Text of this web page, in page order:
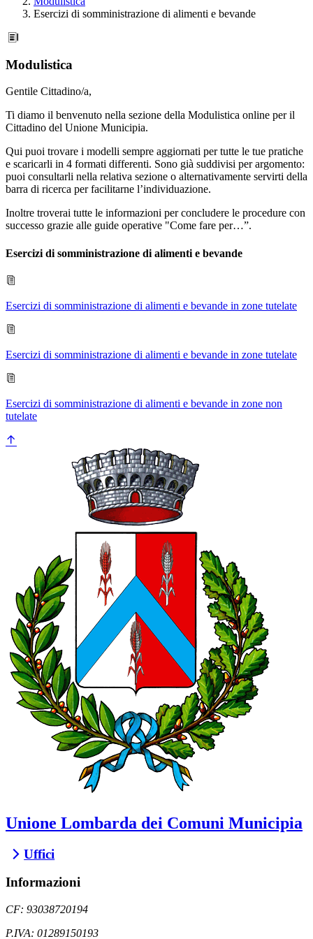
Esercizi di somministrazione di alimenti e bevande
Modulistica
Gentile Cittadino/a,
Ti diamo il benvenuto nella sezione della Modulistica online per il
Cittadino del Unione Municipia.
Qui puoi trovare i modelli sempre aggiornati per tutte le tue pratiche
e scaricarli in 4 formati differenti. Sono già suddivisi per argomento:
puoi consultarli nella relativa sezione o alternativamente servirti della
barra di ricerca per facilitarne l’individuazione.
Inoltre troverai tutte le informazioni per concludere le procedure con
successo grazie alle guide operative "Come fare per…”.
Esercizi di somministrazione di alimenti e bevande
Esercizi di somministrazione di alimenti e bevande in zone tutelate
Esercizi di somministrazione di alimenti e bevande in zone tutelate
Esercizi di somministrazione di alimenti e bevande in zone non
tutelate
Unione Lombarda dei Comuni Municipia
Uffici
Informazioni
CF: 93038720194
P.IVA: 01289150193